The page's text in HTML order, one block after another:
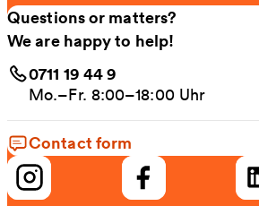
Questions or matters?
We are happy to help!
0711 19 44 9
Mo.–Fr. 8:00–18:00 Uhr
Contact form